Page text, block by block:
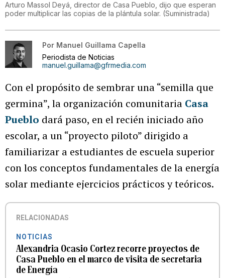
Arturo Massol Deyá, director de Casa Pueblo, dijo que esperan
poder multiplicar las copias de la plántula solar. (Suministrada)
Por Manuel Guillama Capella
Periodista de Noticias
manuel.guillama@gfrmedia.com
Con el propósito de sembrar una “semilla que
germina”, la organización comunitaria Casa
Pueblo dará paso, en el recién iniciado año
escolar, a un “proyecto piloto” dirigido a
familiarizar a estudiantes de escuela superior
con los conceptos fundamentales de la energía
solar mediante ejercicios prácticos y teóricos.
RELACIONADAS
NOTICIAS
Alexandria Ocasio Cortez recorre proyectos de
Casa Pueblo en el marco de visita de secretaria
de Energía